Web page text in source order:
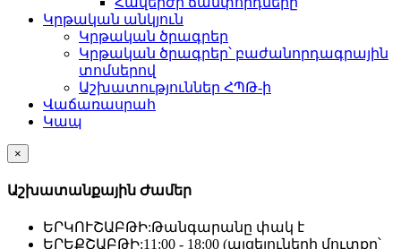
Կրթական անկյուն
Կրթական ծրագրեր
Կրթական ծրագրեր՝ բաժանորդագրային
տոմսերով
Աշխատություններ ՀՊԹ-ի
Վաճառասրահ
Կապ
×
Աշխատանքային Ժամեր
ԵՐԿՈՒՇԱԲԹԻ:Թանգարանը փակ է
ԵՐԵՔՇԱԲԹԻ:11:00 - 18:00 (այցելուների մուտքը՝